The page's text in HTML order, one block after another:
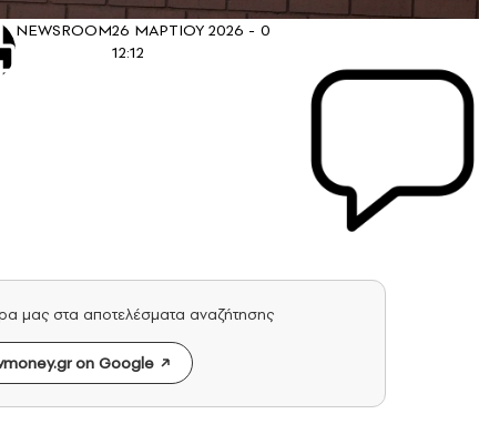
NEWSROOM26 ΜΑΡΤΙΟΥ 2026 -
12:12
0
μας στα αποτελέσματα αναζήτησης
on Google